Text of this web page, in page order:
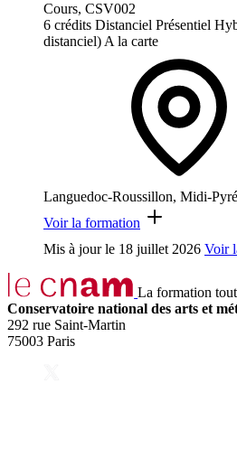
Cours, CSV002
6 crédits Distanciel Présentiel
distanciel) A la carte
Languedoc-Roussillon, Midi-
Voir la formation
Mis à jour le 18 juillet 2026 Voir
La formation
Conservatoire national des arts et
292 rue Saint-Martin
75003 Paris